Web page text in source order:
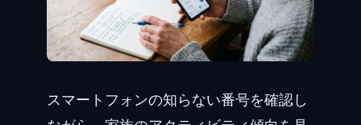
スマートフォンの知らない番号を確認し